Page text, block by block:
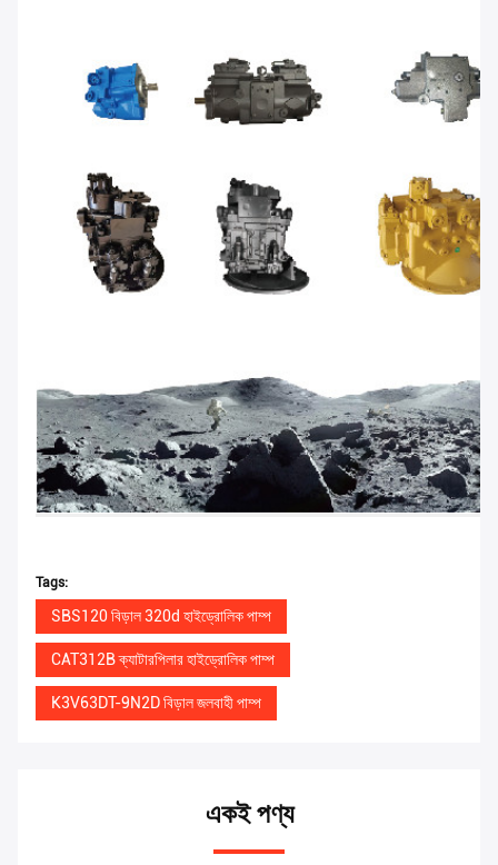
Tags:
SBS120 বিড়াল 320d হাইড্রোলিক পাম্প
CAT312B ক্যাটারপিলার হাইড্রোলিক পাম্প
K3V63DT-9N2D বিড়াল জলবাহী পাম্প
একই পণ্য